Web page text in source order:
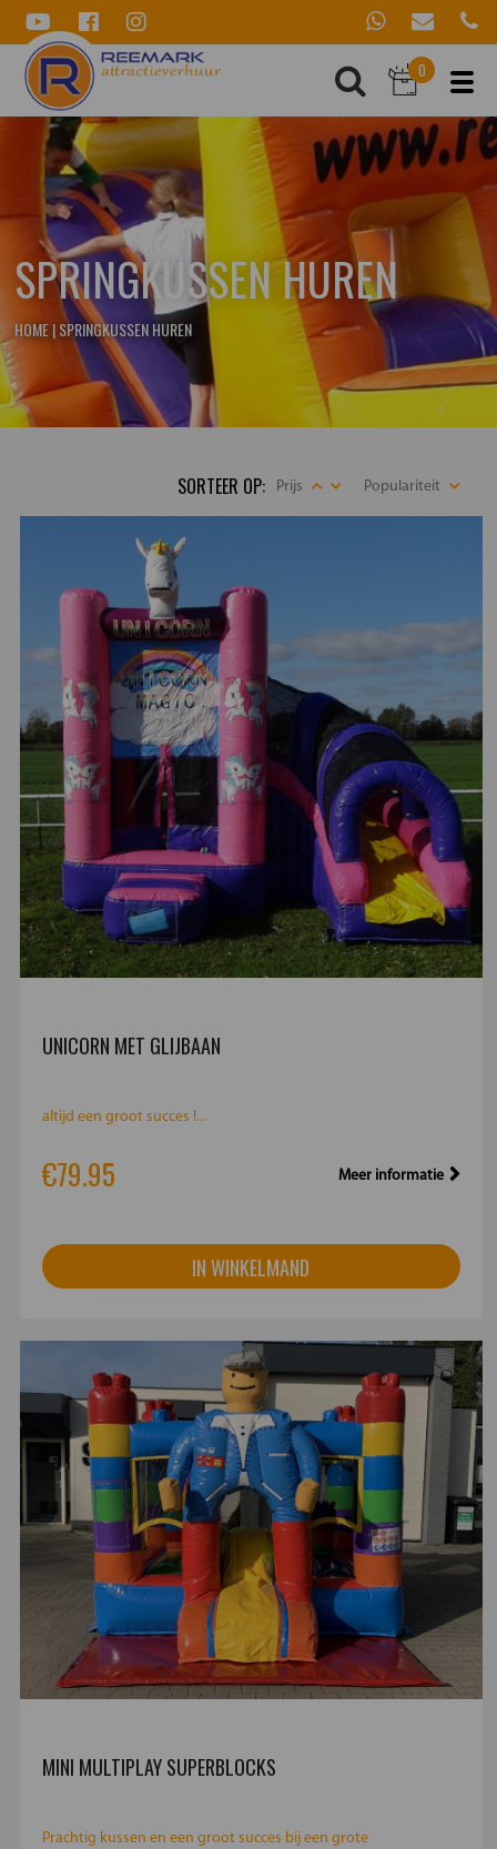
0
SPRINGKUSSEN HUREN
HOME|SPRINGKUSSEN HUREN
SORTEER OP: Prijs Populariteit
UNICORN MET GLIJBAAN
altijd een groot succes !...
€79.95 Meer informatie
IN WINKELMAND
MINI MULTIPLAY SUPERBLOCKS
Prachtig kussen en een groot succes bij een grote